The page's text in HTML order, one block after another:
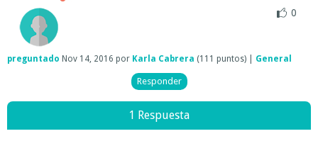
0
preguntado Nov 14, 2016 por Karla Cabrera (111 puntos) General
1 Respuesta